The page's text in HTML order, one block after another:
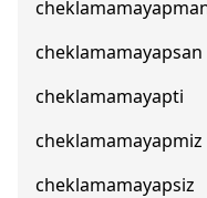
cheklamamayapsan
cheklamamayapti
cheklamamayapmiz
cheklamamayapsiz